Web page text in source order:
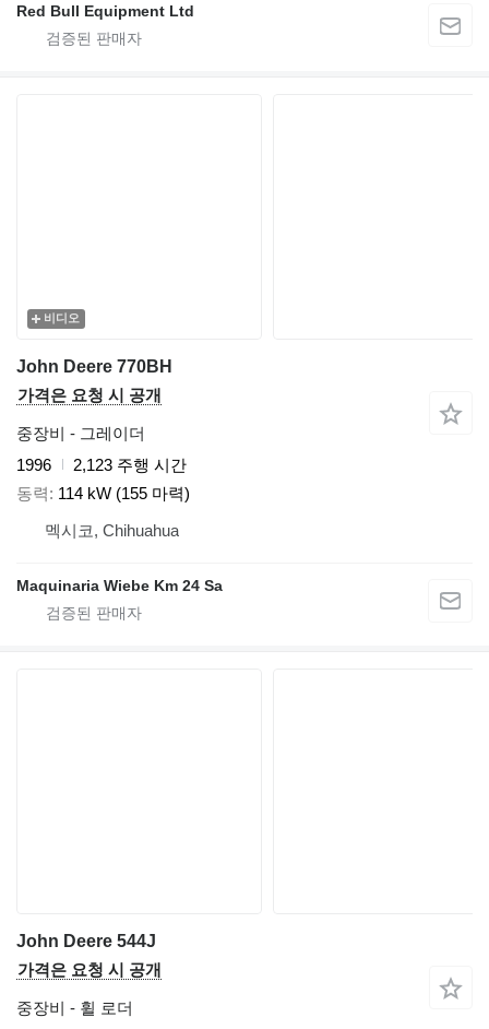
Red Bull Equipment Ltd
비디오
John Deere 770BH
가격은 요청 시 공개
중장비 - 그레이더
1996
2,123 주행 시간
동력
114 kW (155 마력)
멕시코, Chihuahua
Maquinaria Wiebe Km 24 Sa
John Deere 544J
가격은 요청 시 공개
중장비 - 휠 로더